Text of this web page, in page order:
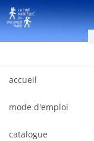
跳转到内容
accueil
mode d'emploi
catalogue